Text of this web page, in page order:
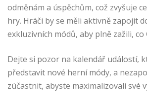
odměnám a úspěchům, což zvyšuje
hry. Hráči by se měli aktivně zapojit
exkluzivních módů, aby plně zažili, co
Dejte si pozor na kalendář událostí,
představit nové herní módy, a
zúčastnit, abyste maximalizovali své